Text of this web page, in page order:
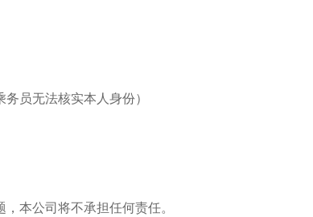
员无法核实本人身份）
本公司将不承担任何责任。